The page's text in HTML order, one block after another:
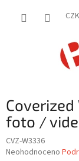
CZK
Coverized
foto /
CVZ-W3336
Průměrné
Neohodnoceno